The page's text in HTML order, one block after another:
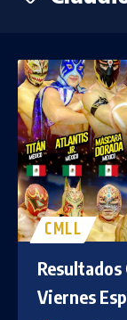
CMLL
Resultados
Viernes